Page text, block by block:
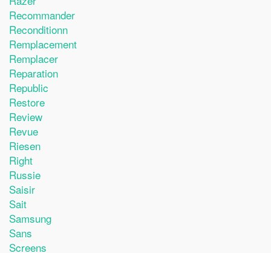
Recommander
Reconditionn
Remplacement
Remplacer
Reparation
Republic
Restore
Review
Revue
Riesen
Right
Russie
Saisir
Sait
Samsung
Sans
Screens